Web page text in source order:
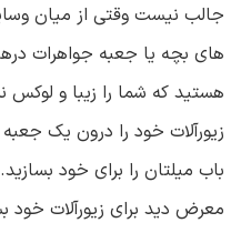
جالب نیست وقتی از میان
های بچه یا جعبه جواهرات
هستید که شما را زیبا و
زیورآلات خود را درون یک
باب میلتان را برای خود
معرض دید برای زیورآلات خود